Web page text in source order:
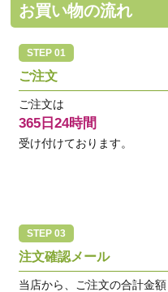
お買い物の流れ
ご注文
ご注文は
365日24時間
受け付けております。
注文確認メール
当店から、ご注文の合計金額